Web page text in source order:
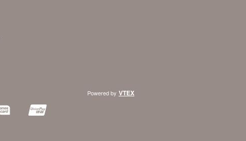
Powered by VTEX